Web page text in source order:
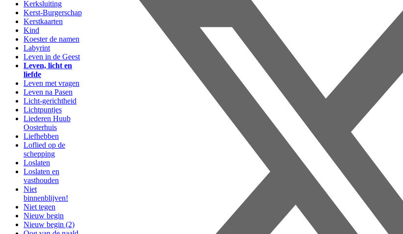
Kerksluiting
Kerst-Burgerschap
Kerstkaarten
Kind
Koester de namen
Labyrint
Leven in de Geest
Leven, licht en
liefde
Leven met vragen
Leven na Pasen
Licht-gerichtheid
Lichtpuntjes
Liederen Huub
Oosterhuis
Liefhebben
Loflied op de
schepping
Loslaten
Loslaten en
vasthouden
Niet
binnenblijven!
Niet tegen
Nieuw begin
Nieuw begin (2)